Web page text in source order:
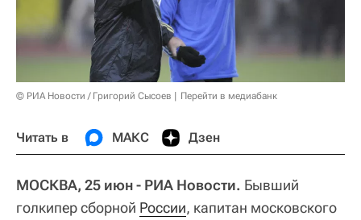
© РИА Новости / Григорий Сысоев Перейти в медиабанк
Читать в МАКС Дзен
МОСКВА, 25 июн - РИА Новости. Бывший
голкипер сборной России, капитан московского